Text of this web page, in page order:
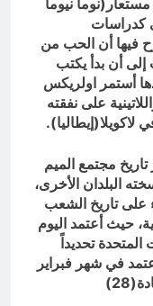
نيوما
كدراسات
فيها أن الحب من
أن بدأ يكتب
أستمر اولريكس
على نفقته
عام(1994) بشهر تاريخ مجتمع الميم
البلدان الأخرى،
على تاريخ الشعب
حيث أعتمد اليوم
المتحدة تحديداً
أعتمد في شهر فبراير
تزامناً مع إحتفال كبير وواسع بإلغاء المادة(28)